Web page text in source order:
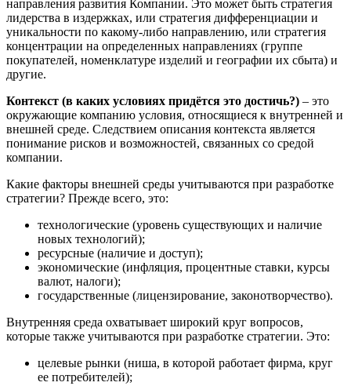
направления развития Компании. Это может быть стратегия
лидерства в издержках, или стратегия дифференциации и
уникальности по какому-либо направлению, или стратегия
концентрации на определенных направлениях (группе
покупателей, номенклатуре изделий и географии их сбыта) и
другие.
Контекст (в каких условиях придётся это достичь?) – это
окружающие компанию условия, относящиеся к внутренней и
внешней среде. Следствием описания контекста является
понимание рисков и возможностей, связанных со средой
компании.
Какие факторы внешней среды учитываются при разработке
стратегии? Прежде всего, это:
технологические (уровень существующих и наличие
новых технологий);
ресурсные (наличие и доступ);
экономические (инфляция, процентные ставки, курсы
валют, налоги);
государственные (лицензирование, законотворчество).
Внутренняя среда охватывает широкий круг вопросов,
которые также учитываются при разработке стратегии. Это:
целевые рынки (ниша, в которой работает фирма, круг
ее потребителей);